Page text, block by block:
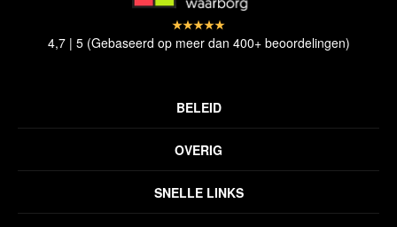
SNELLE LINKS
OVERIG
Inspiratie
BELEID
Disclaimer
Verzendbeleid
4,7 | 5 (Gebaseerd op meer dan 400+ beoordelingen)